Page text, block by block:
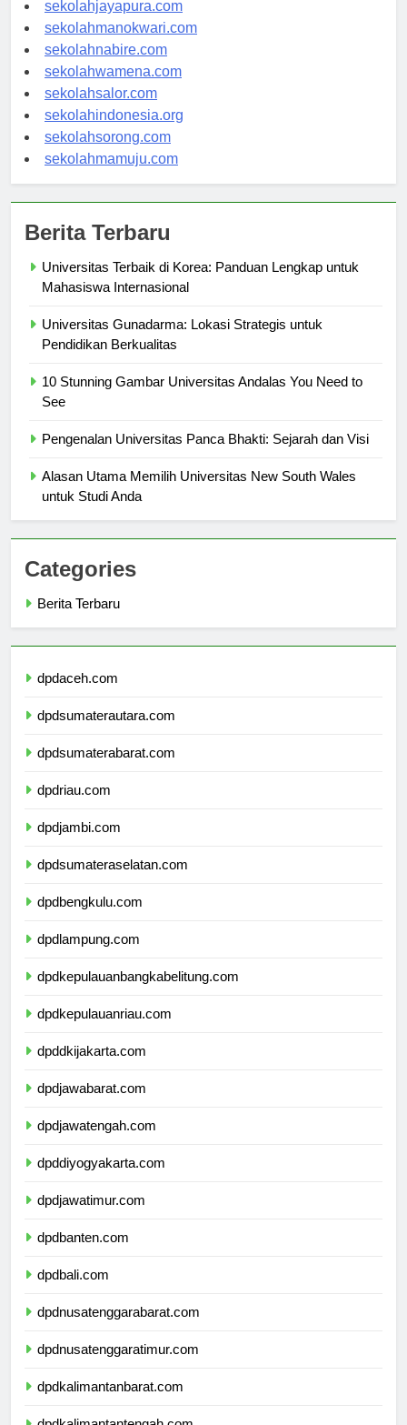
sekolahjayapura.com
sekolahmanokwari.com
sekolahnabire.com
sekolahwamena.com
sekolahsalor.com
sekolahindonesia.org
sekolahsorong.com
Universitas Terbaik di Korea: Panduan Lengkap untuk
Universitas Gunadarma: Lokasi Strategis untuk
10 Stunning Gambar Universitas Andalas You Need to
Alasan Utama Memilih Universitas New South Wales
Categories